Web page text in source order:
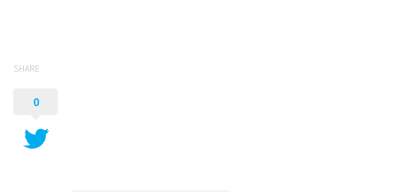
SHARE
0